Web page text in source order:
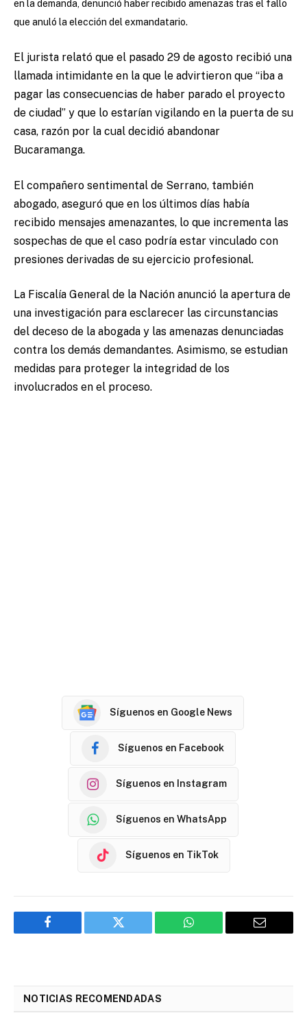
en la demanda, denunció haber recibido amenazas tras el fallo
que anuló la elección del exmandatario.
El jurista relató que el pasado 29 de agosto recibió una
llamada intimidante en la que le advirtieron que “iba a
pagar las consecuencias de haber parado el proyecto
de ciudad” y que lo estarían vigilando en la puerta de su
casa, razón por la cual decidió abandonar
Bucaramanga.
El compañero sentimental de Serrano, también
abogado, aseguró que en los últimos días había
recibido mensajes amenazantes, lo que incrementa las
sospechas de que el caso podría estar vinculado con
presiones derivadas de su ejercicio profesional.
La Fiscalía General de la Nación anunció la apertura de
una investigación para esclarecer las circunstancias
del deceso de la abogada y las amenazas denunciadas
contra los demás demandantes. Asimismo, se estudian
medidas para proteger la integridad de los
involucrados en el proceso.
Síguenos en Google News
Síguenos en Facebook
Síguenos en Instagram
Síguenos en WhatsApp
Síguenos en TikTok
Facebook Twitter WhatsApp Email
NOTICIAS RECOMENDADAS